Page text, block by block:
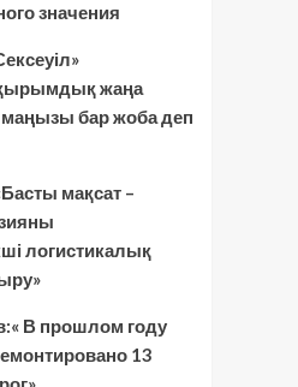
значения
жаңа
бар жоба деп
мақсат –
логистикалық
В прошлом году
13